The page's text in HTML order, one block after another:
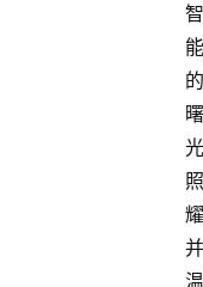
智
能
的
曙
光
照
耀
并
温